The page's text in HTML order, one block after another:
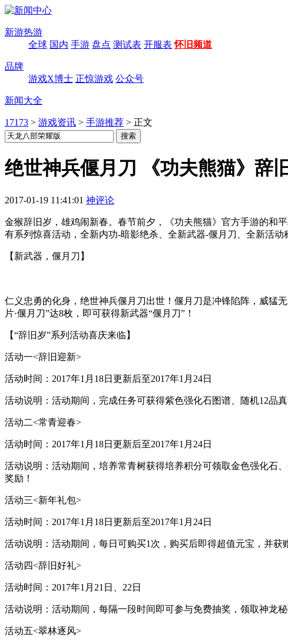
新游热游
全球 国内 手游 盘点 测试表 开服表 怀旧频道
品牌
游戏X博士 正惊游戏 公众号
新闻大全
17173 > 游戏资讯 > 手游推荐 > 正文
绝世神兵偃月刀 《功夫熊猫》辞
2017-01-19 11:41:01 神评论
金猴辞旧岁，雄鸡闹新春。春节前夕，《功夫熊猫》官方手游的和
有系列惊喜活动，全新内功-暗影绝杀、全新武器-偃月刀、全新活
【新武器，偃月刀】
仁义忠勇的化身，绝世神兵偃月刀出世！偃月刀是冲锋陷阵，威猛
片·偃月刀”达8枚，即可获得新武器“偃月刀”！
【“辞旧岁”系列活动喜庆来临】
活动一<辞旧迎新>
活动时间：2017年1月18日更新后至2017年1月24日
活动说明：活动期间，完成任务可获得紫色强化石图谱、随机12品
活动二<常青迎春>
活动时间：2017年1月18日更新后至2017年1月24日
活动说明：活动期间，培养常青树获得培养积分可领取金色强化石
奖励！
活动三<新年礼包>
活动时间：2017年1月18日更新后至2017年1月24日
活动说明：活动期间，每日可购买1次，购买后即得超值元宝，并
活动四<辞旧好礼>
活动时间：2017年1月21日、22日
活动说明：活动期间，每隔一段时间即可参与免费抽奖，领取神龙
活动五<翠林逐风>